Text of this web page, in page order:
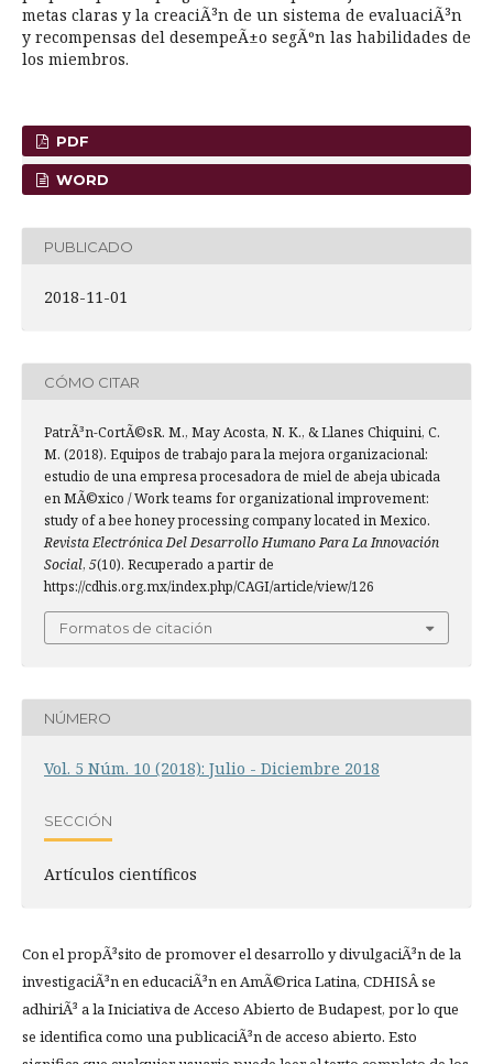
metas claras y la creaciÃ³n de un sistema de evaluaciÃ³n
y recompensas del desempeÃ±o segÃºn las habilidades de
los miembros.
PDF
WORD
PUBLICADO
2018-11-01
CÓMO CITAR
PatrÃ³n-CortÃ©sR. M., May Acosta, N. K., & Llanes Chiquini, C.
M. (2018). Equipos de trabajo para la mejora organizacional:
estudio de una empresa procesadora de miel de abeja ubicada
en MÃ©xico / Work teams for organizational improvement:
study of a bee honey processing company located in Mexico.
Revista Electrónica Del Desarrollo Humano Para La Innovación
Social, 5(10). Recuperado a partir de
https://cdhis.org.mx/index.php/CAGI/article/view/126
Formatos de citación
NÚMERO
Vol. 5 Núm. 10 (2018): Julio - Diciembre 2018
SECCIÓN
Artí­culos científicos
Con el propÃ³sito de promover el desarrollo y divulgaciÃ³n de la
investigaciÃ³n en educaciÃ³n en AmÃ©rica Latina, CDHISÂ se
adhiriÃ³ a la Iniciativa de Acceso Abierto de Budapest, por lo que
se identifica como una publicaciÃ³n de acceso abierto. Esto